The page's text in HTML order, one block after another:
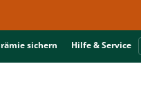
sichern Hilfe & Service